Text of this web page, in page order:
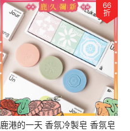
66
折
鹿港的一天 香氛冷製皂 香氛皂